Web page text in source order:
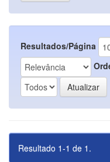
Resultados/Página
Resultado 1-1 de 1.